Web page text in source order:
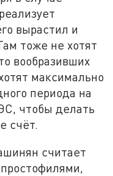
вырастил и
тоже не хотят
вообразивших
максимально
периода на
чтобы делать
счёт.
считает